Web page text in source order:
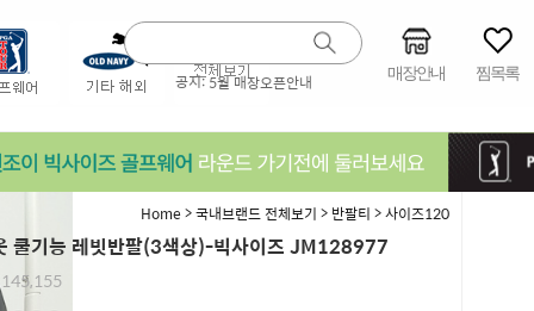
공지:5월 매장오픈안내 매장안내 찜목록
Home>국내브랜드 전체보기 > 반팔티 >사이즈120
쿨기능 레빗반팔(3색상)-빅사이즈 JM128977